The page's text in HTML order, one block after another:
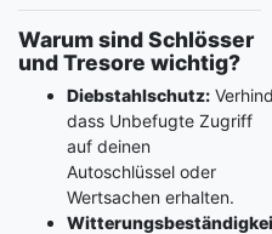
Warum sind Schlösser
und Tresore wichtig?
Diebstahlschutz:
dass Unbefugte Zugriff
auf deinen
Autoschlüssel oder
Wertsachen erhalten.